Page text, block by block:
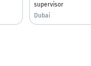
supervisor
Dubai